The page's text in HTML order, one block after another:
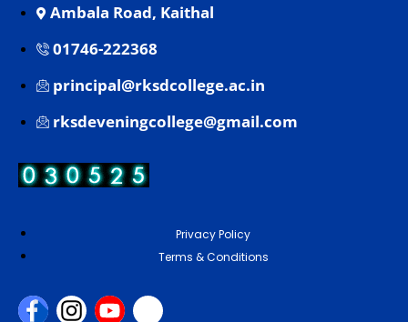
Ambala Road, Kaithal
01746-222368
principal@rksdcollege.ac.in
rksdeveningcollege@gmail.com
Privacy Policy
Terms & Conditions